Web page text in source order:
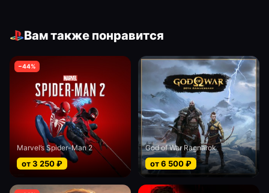
Вам также понравится
−44%
Marvel’s Spider-Man 2
от3 250₽
God of War Ragnarok
от6 500₽